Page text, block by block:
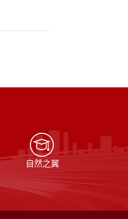
自然之翼